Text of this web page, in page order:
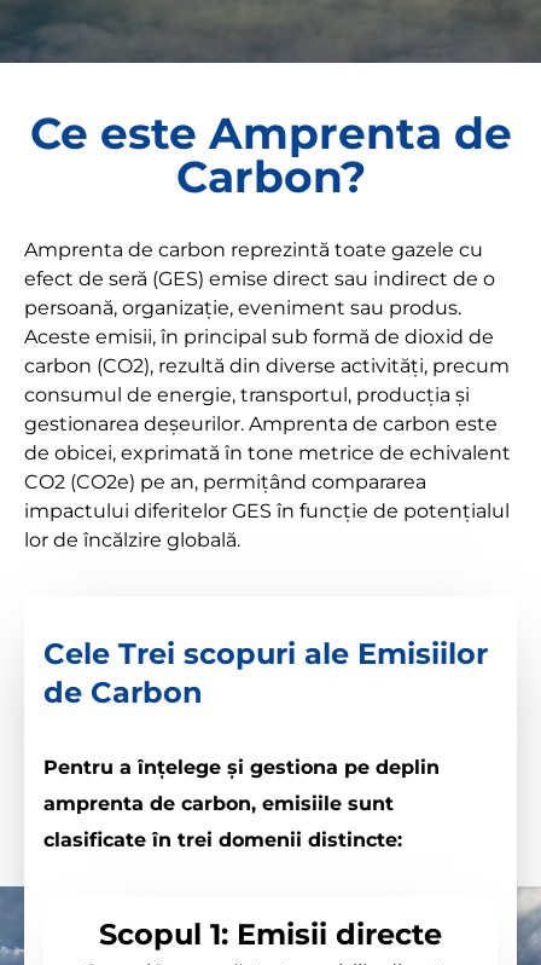
Ce este Amprenta de
Carbon​?
Amprenta de carbon reprezintă toate gazele cu
efect de seră (GES) emise direct sau indirect de o
persoană, organizație, eveniment sau produs.
Aceste emisii, în principal sub formă de dioxid de
carbon (CO2), rezultă din diverse activități, precum
consumul de energie, transportul, producția și
gestionarea deșeurilor. Amprenta de carbon este
de obicei, exprimată în tone metrice de echivalent
CO2 (CO2e) pe an, permițând compararea
impactului diferitelor GES în funcție de potențialul
lor de încălzire globală.
Cele Trei scopuri ale Emisiilor
de Carbon
Pentru a înțelege și gestiona pe deplin
amprenta de carbon, emisiile sunt
clasificate în trei domenii distincte:
Scopul 1: Emisii directe